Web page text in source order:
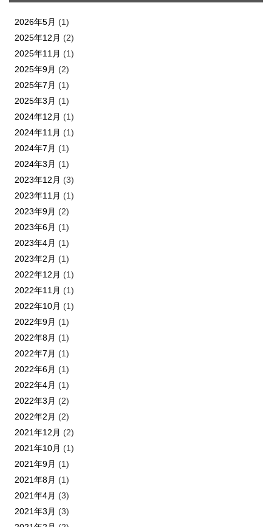
2026年5月 (1)
2025年12月 (2)
2025年11月 (1)
2025年9月 (2)
2025年7月 (1)
2025年3月 (1)
2024年12月 (1)
2024年11月 (1)
2024年7月 (1)
2024年3月 (1)
2023年12月 (3)
2023年11月 (1)
2023年9月 (2)
2023年6月 (1)
2023年4月 (1)
2023年2月 (1)
2022年12月 (1)
2022年11月 (1)
2022年10月 (1)
2022年9月 (1)
2022年8月 (1)
2022年7月 (1)
2022年6月 (1)
2022年4月 (1)
2022年3月 (2)
2022年2月 (2)
2021年12月 (2)
2021年10月 (1)
2021年9月 (1)
2021年8月 (1)
2021年4月 (3)
2021年3月 (3)